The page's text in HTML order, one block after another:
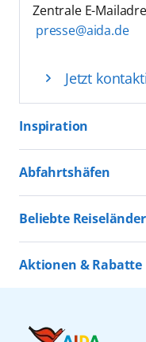
Zentrale E-
presse@aida.de
Jetzt
Inspiration
Aktivurlaub mit AIDA
Kultururlaub mit AIDA
Abfahrtshäfen
Kreuzfahrten ab
Kreuzfahrten ab
Beliebte Reiseländer
Kreuzfahrten nach
Kreuzfahrten nach
Aktionen & Rabatte
Last Minute